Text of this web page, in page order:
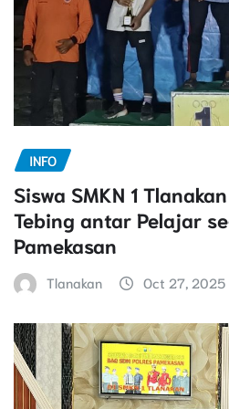
INFO
Siswa SMKN 1
Tebing antar Pelajar
Pamekasan
Tlanakan Oct 27, 2025